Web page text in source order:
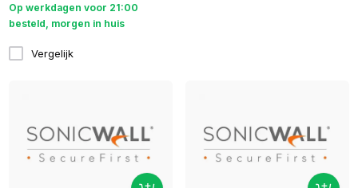
Op werkdagen voor 21:00
besteld, morgen in huis
Vergelijk